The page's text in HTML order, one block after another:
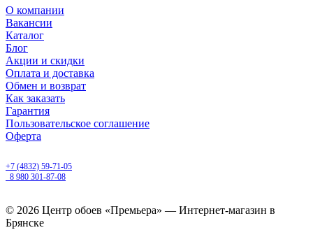
О компании
Вакансии
Каталог
Блог
Акции и скидки
Оплата и доставка
Обмен и возврат
Как заказать
Гарантия
Пользовательское соглашение
Оферта
+7 (4832) 59-71-05
8 980 301-87-08
© 2026 Центр обоев «Премьера» — Интернет-магазин в
Брянске